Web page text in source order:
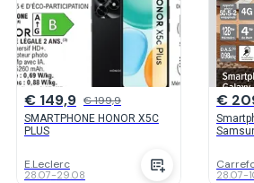
€ 149,9 € 199,9
SMARTPHONE HONOR X5C
PLUS
E.Leclerc
28.07-29.08
€
28.07-